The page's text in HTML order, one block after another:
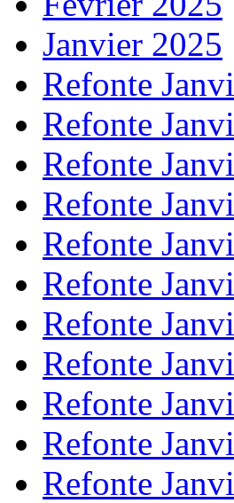
Janvier 2025
Refonte
Refonte
Refonte
Refonte
Refonte
Refonte
Refonte
Refonte
Refonte
Refonte
Refonte